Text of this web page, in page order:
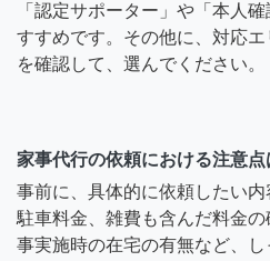
「認定サポーター」や「本人
すすめです。その他に、対応
を確認して、選んでください。
家事代行の依頼における注意点
事前に、具体的に依頼したい
駐車料金、雑費も含んだ料金
事実施時の在宅の有無など、